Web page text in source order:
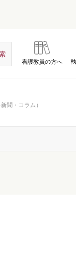
看護教員の方へ
新聞・コラム）